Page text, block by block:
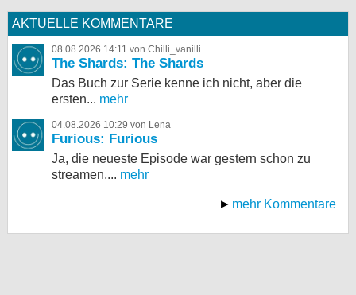
AKTUELLE KOMMENTARE
08.08.2026 14:11 von Chilli_vanilli
The Shards: The Shards
Das Buch zur Serie kenne ich nicht, aber die
ersten... mehr
04.08.2026 10:29 von Lena
Furious: Furious
Ja, die neueste Episode war gestern schon zu
streamen,... mehr
mehr Kommentare